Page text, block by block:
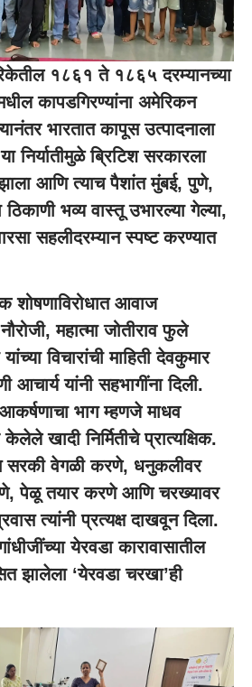
१८६१ ते १८६५ दरम्यानच्या
कापडगिरण्यांना अमेरिकन
भारतात कापूस उत्पादनाला
निर्यातीमुळे ब्रिटिश सरकारला
आणि त्याच पैशांत मुंबई, पुणे,
भव्य वास्तू उभारल्या गेल्या,
सहलीदरम्यान स्पष्ट करण्यात
शोषणाविरोधात आवाज
महात्मा जोतीराव फुले
विचारांची माहिती देवकुमार
आचार्य यांनी सहभागींना दिली.
आकर्षणाचा भाग म्हणजे माधव
खादी निर्मितीचे प्रात्यक्षिक.
सरकी वेगळी करणे, धनुकलीवर
पेळू तयार करणे आणि चरख्यावर
त्यांनी प्रत्यक्ष दाखवून दिला.
येरवडा कारावासातील
झालेला ‘येरवडा चरखा’ही